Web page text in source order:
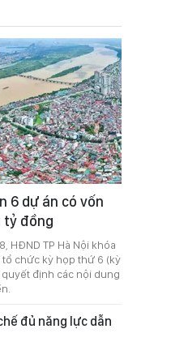
6 dự án có vốn
tỷ đồng
HĐND TP Hà Nội khóa
tổ chức kỳ họp thứ 6 (kỳ
định các nội dung
đủ năng lực dẫn